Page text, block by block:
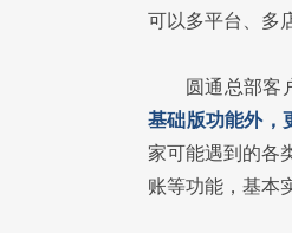
可以多平台、多
圆通总部客
基础版功能外，
家可能遇到的各
账等功能，基本